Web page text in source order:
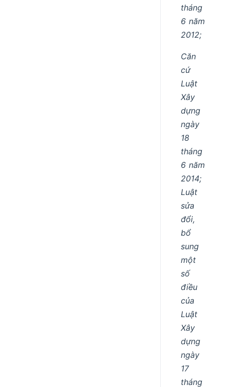
tháng
6 năm
2012;
Căn
cứ
Luật
Xây
dựng
ngày
18
tháng
6 năm
2014;
Luật
sửa
đổi,
bổ
sung
một
số
điều
của
Luật
Xây
dựng
ngày
17
tháng